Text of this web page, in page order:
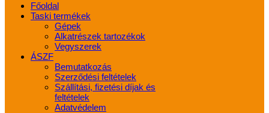
Főoldal
Taski termékek
Gépek
Alkatrészek tartozékok
Vegyszerek
ÁSZF
Bemutatkozás
Szerződési feltételek
Szállítási, fizetési díjak és
feltételek
Adatvédelem